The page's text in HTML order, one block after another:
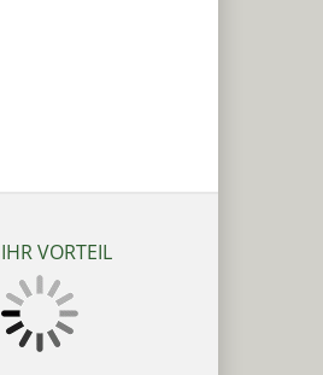
IHR VORTEIL